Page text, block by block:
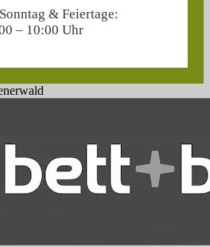
& Feiertage:
– 10:00 Uhr